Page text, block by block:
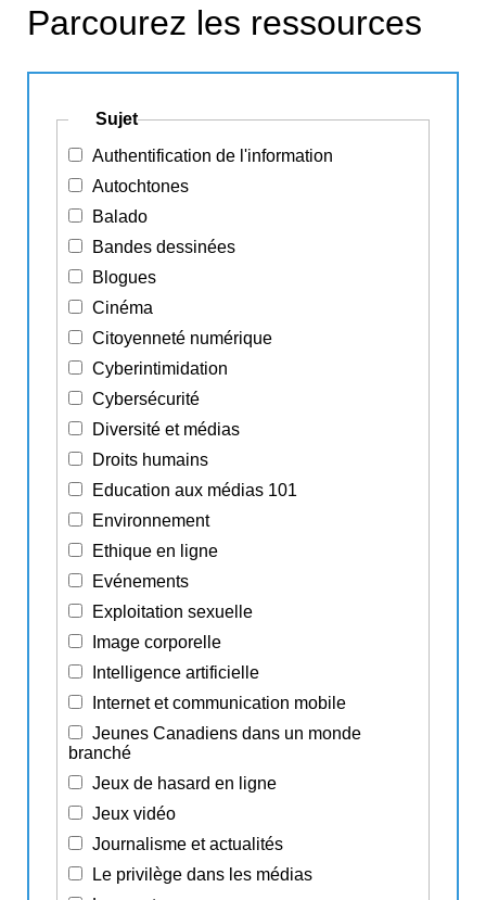
Parcourez les ressources
Sujet
Authentification de l'information
Autochtones
Balado
Bandes dessinées
Blogues
Cinéma
Citoyenneté numérique
Cyberintimidation
Cybersécurité
Diversité et médias
Droits humains
Education aux médias 101
Environnement
Ethique en ligne
Evénements
Exploitation sexuelle
Image corporelle
Intelligence artificielle
Internet et communication mobile
Jeunes Canadiens dans un monde
branché
Jeux de hasard en ligne
Jeux vidéo
Journalisme et actualités
Le privilège dans les médias